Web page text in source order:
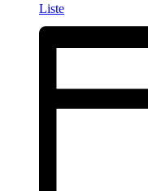
Liste